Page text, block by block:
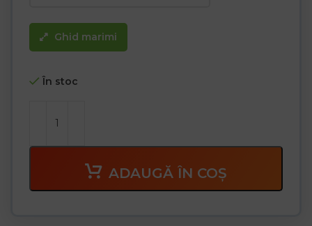
Ghid marimi
În stoc
ADAUGĂ ÎN COȘ